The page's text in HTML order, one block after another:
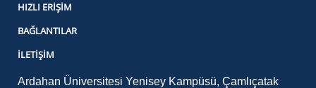
HIZLI ERIŞIM
BAĞLANTILAR
İLETIŞIM
Ardahan Üniversitesi Yenisey Kampüsü, Çamlıçatak